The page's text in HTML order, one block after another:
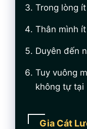
Trong lòng
Thân mình
Duyên đến
Tuy vuông
không tự tại
Gia Cát